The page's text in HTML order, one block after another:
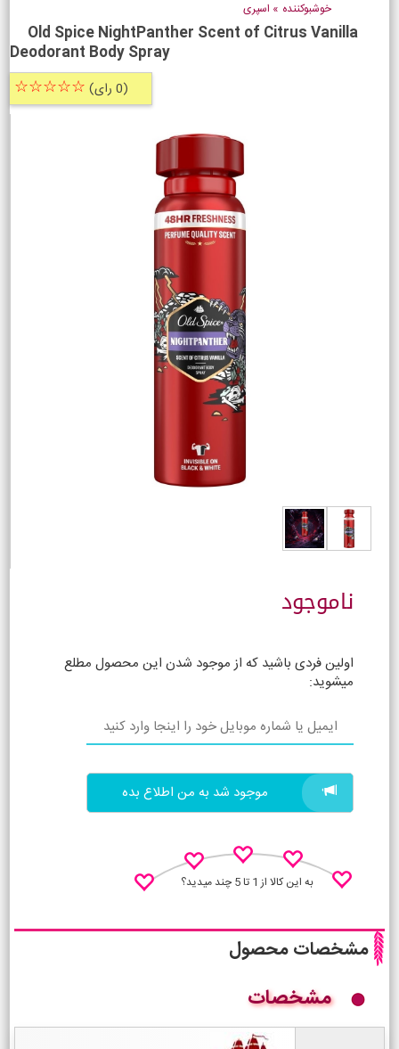
خوشبوکننده » اسپری
Old Spice NightPanther Scent of Citrus Vanilla
Deodorant Body Spray
(0 رای) ☆☆☆☆☆
ناموجود
اولین فردی باشید که از موجود شدن این محصول مطلع
میشوید:
موجود شد به من اطلاع بده
به این کالا از 1 تا 5 چند میدید؟
مشخصات محصول
مشخصات